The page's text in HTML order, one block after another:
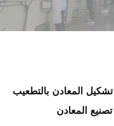
المعادن بالتطعيب
المعادن